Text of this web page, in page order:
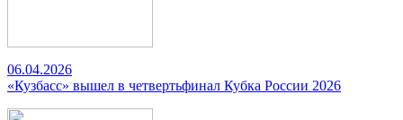
06.04.2026
«Кузбасс» вышел в четвертьфинал Кубка России 2026